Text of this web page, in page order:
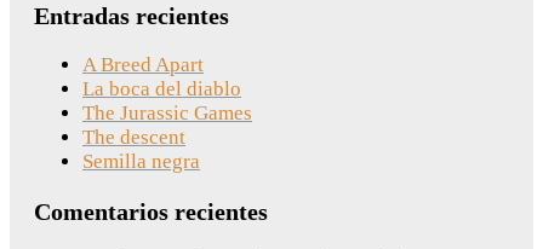
Entradas recientes
A Breed Apart
La boca del diablo
The Jurassic Games
The descent
Semilla negra
Comentarios recientes